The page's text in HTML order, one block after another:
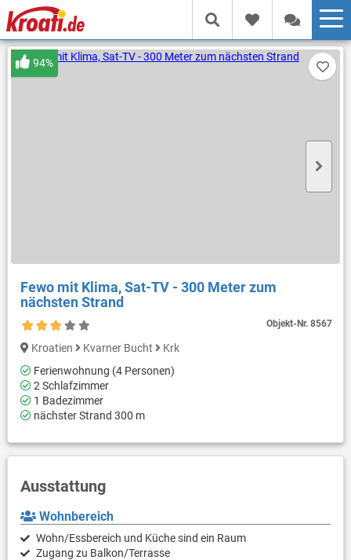
Fewo mit Klima, Sat-TV - 300 Meter zum
nächsten Strand
Objekt-Nr.8567
94%
Kroatien Kvarner Bucht
Krk
Ferienwohnung (4 Personen)
2 Schlafzimmer
1 Badezimmer
nächster Strand 300 m
Ausstattung
Wohnbereich
Wohn/Essbereich und Küche sind ein Raum
Zugang zu Balkon/Terrasse